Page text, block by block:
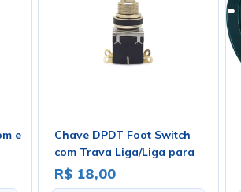
e
Chave DPDT Foot Switch
com Trava Liga/Liga para
Solda Fio - PBS-24-202
R$ 18,00